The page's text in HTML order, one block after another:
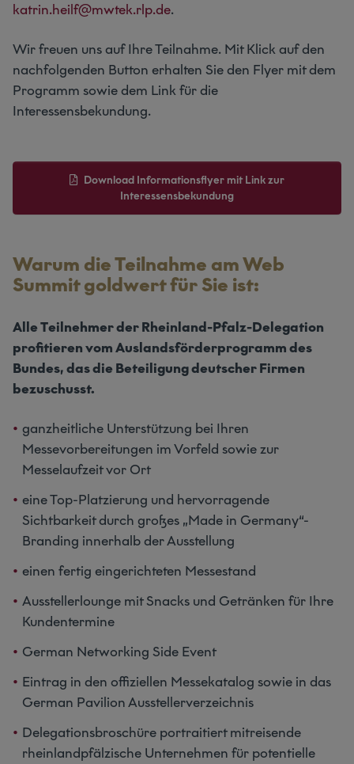
katrin.heilf@mwtek.rlp.de.
Wir freuen uns auf Ihre Teilnahme. Mit Klick auf den
nachfolgenden Button erhalten Sie den Flyer mit dem
Programm sowie dem Link für die
Interessensbekundung.
Download Informationsflyer mit Link zur
Interessensbekundung
Warum die Teilnahme am Web
Summit goldwert für Sie ist:
Alle Teilnehmer der Rheinland-Pfalz-Delegation
profitieren vom Auslandsförderprogramm des
Bundes, das die Beteiligung deutscher Firmen
bezuschusst.
ganzheitliche Unterstützung bei Ihren
Messevorbereitungen im Vorfeld sowie zur
Messelaufzeit vor Ort
eine Top-Platzierung und hervorragende
Sichtbarkeit durch großes „Made in Germany“-
Branding innerhalb der Ausstellung
einen fertig eingerichteten Messestand
Ausstellerlounge mit Snacks und Getränken für Ihre
Kundentermine
German Networking Side Event
Eintrag in den offiziellen Messekatalog sowie in das
German Pavilion Ausstellerverzeichnis
Delegationsbroschüre portraitiert mitreisende
rheinlandpfälzische Unternehmen für potentielle